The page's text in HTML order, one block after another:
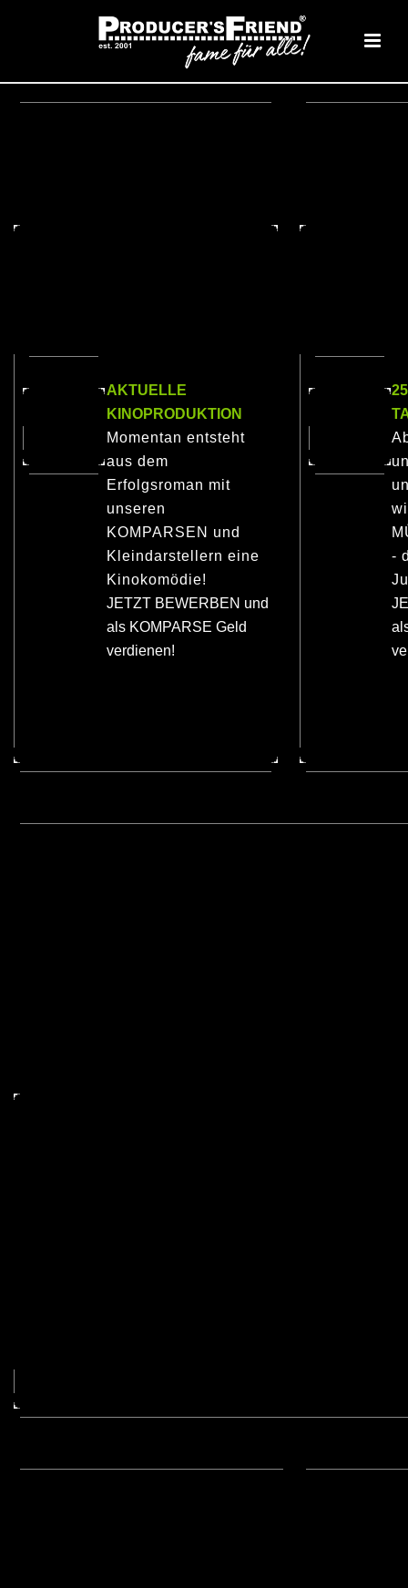
AKTUELLE
KINOPRODUKTION
Momentan entsteht
aus dem
Erfolgsroman mit
unseren
KOMPARSEN und
Kleindarstellern eine
Kinokomödie!
JETZT BEWERBEN und
als KOMPARSE Geld
verdienen!
-